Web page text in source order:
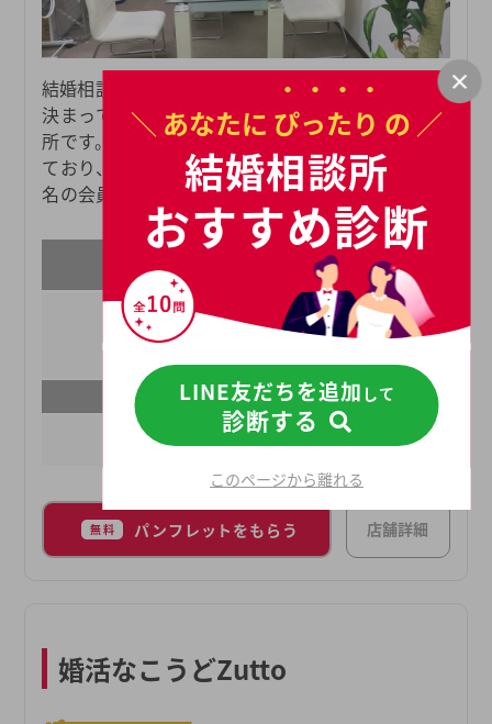
結婚相談所ハピネスは、5日に1組のペースで結婚が
決まっている成婚実績九州トップクラスの結婚相談
所です。また、日本の2大結婚相談所連盟に加盟し
ており、全国で約160,000名、地元九州で約11,000
名の会員様が登録されているため、たくさんの会員
様の中から自分に合った結婚相手を探すことができ
ます。地元の会員数が多く、きめ細かい婚活サポー
トを行っている結婚相談所ハピネスだからこそ、業
界内でも圧倒的に高い成婚実績を出し続けることが
できています。「婚活を運やご縁まかせにしない」
「確実に結果につながるサポートを行う」をモット
ーに、これからも皆様の “地元婚活” を全力で応援
させていただきます。
料金
スタンダードプラン
初期費用
¥44000
月額
¥11000
最寄り駅
久留米駅
無料 パンフレットをもらう 店舗詳細
婚活なこうどZutto
＼ あなたに ぴったり の ／
結婚相談所
おすすめ診断
LINE友だちを追加 して
診断する
このページから離れる